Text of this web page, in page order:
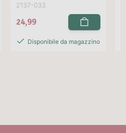
2137-033
24,99
Disponibile da magazzino